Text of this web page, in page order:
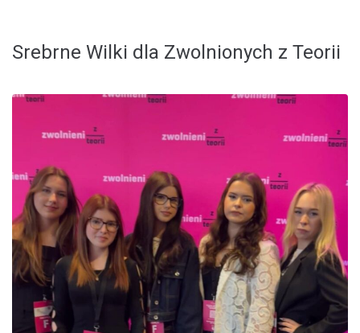
Srebrne Wilki dla Zwolnionych z Teorii